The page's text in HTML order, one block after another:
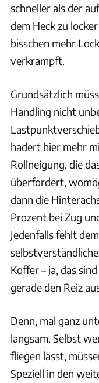
schneller als der
dem Heck zu
bisschen mehr
verkrampft.
Grundsätzlich
Handling nicht
hadert hier mehr
Rollneigung, die
überfordert,
dann die
Prozent bei Zug
Jedenfalls fehlt
Koffer – ja, das
gerade den Reiz
Denn, mal ganz
langsam. Selbst
fliegen lässt,
Speziell in den